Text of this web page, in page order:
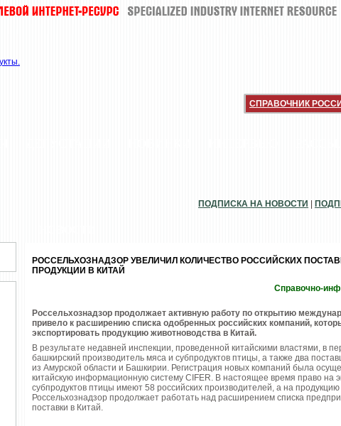
СПРАВОЧНИК
ПОДПИСКА НА НОВОСТИ
РОССЕЛЬХОЗНАДЗОР УВЕЛИЧИЛ КОЛИЧЕСТВО РОССИЙСКИХ
ПРОДУКЦИИ В КИТАЙ
Справочно-
Россельхознадзор продолжает активную работу по открытию
привело к расширению списка одобренных российских компаний,
экспортировать продукцию животноводства в Китай.
В результате недавней инспекции, проведенной китайскими властями, в
башкирский производитель мяса и субпродуктов птицы, а также два
из Амурской области и Башкирии. Регистрация новых компаний была
китайскую информационную систему CIFER. В настоящее время право на
субпродуктов птицы имеют 58 российских производителей, а на
Россельхознадзор продолжает работать над расширением списка
поставки в Китай.